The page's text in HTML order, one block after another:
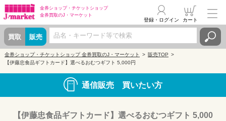
金券ショップ・ チケットショップ
金券買取のJ・マーケット
買取 販売
登録・ログイン カート
金券ショップ・チケットショップ 金券買取のJ・マーケット
販売TOP
【伊藤忠食品ギフトカード】選べるおむつギフト 5,000円
通信販売 買いたい方
【伊藤忠食品ギフトカード】選べるおむつギフト 5,000